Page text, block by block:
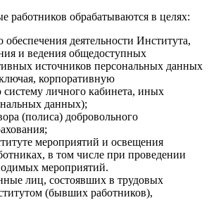
работников обрабатываются в целях:
деятельности Института,
и ведения общедоступных
источников персональных данных
корпоративную
личного кабинета, иных
данных);
(полиса) добровольного
мероприятий и освещения
в том числе при проведении
мероприятий.
лиц, состоявших в трудовых
(бывших работников),